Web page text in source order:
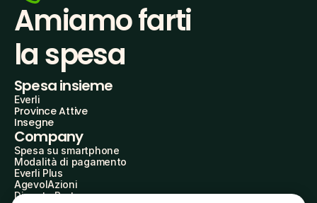
Amiamo farti
la spesa
Spesa insieme
Everli
Province Attive
Insegne
Company
Spesa su smartphone
Modalità di pagamento
Everli Plus
AgevolAzioni
Diventa Partner